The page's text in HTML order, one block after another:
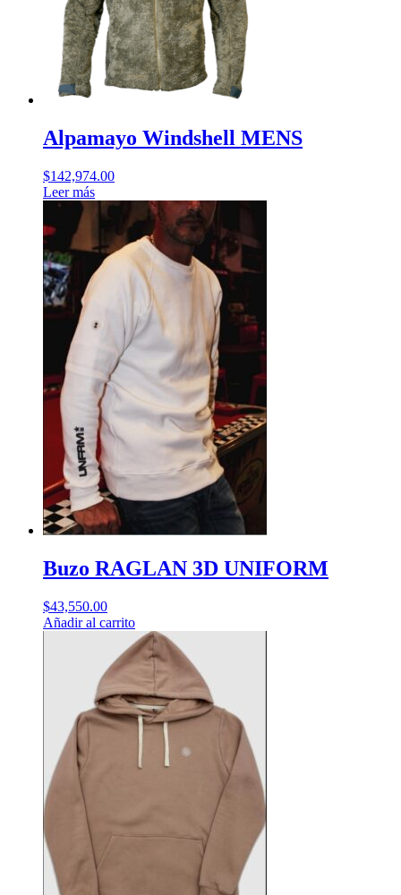
elegir
en
la
página
de
producto
Alpamayo Windshell MENS
$142,974.00
Leer más
Buzo RAGLAN 3D UNIFORM
$43,550.00
Añadir al carrito